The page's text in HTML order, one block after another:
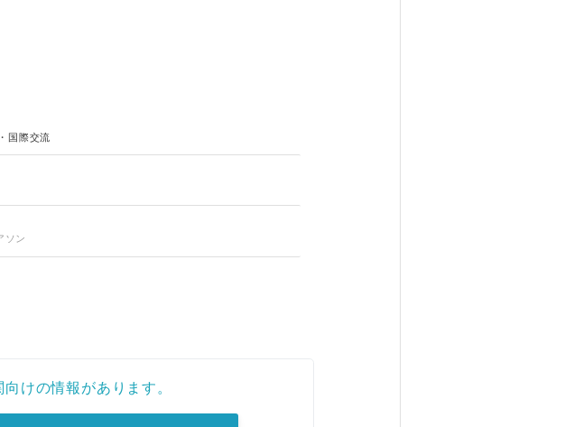
国際交流
ソン
けの情報があります。